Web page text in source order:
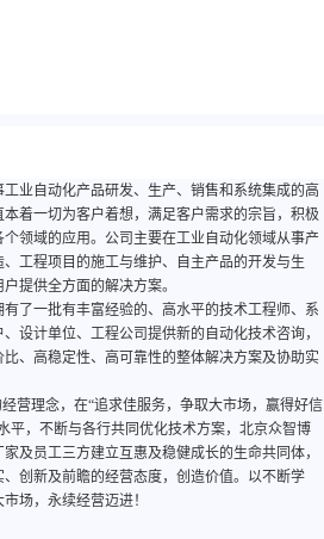
业自动化产品研发、生产、销售和系统集成的高
着一切为客户着想，满足客户需求的宗旨，积极
领域的应用。公司主要在工业自动化领域从事产
工程项目的施工与维护、自主产品的开发与生
提供全方面的解决方案。
了一批有丰富经验的、高水平的技术工程师、系
设计单位、工程公司提供新的自动化技术咨询，
、高稳定性、高可靠性的整体解决方案及协助实
营理念，在“追求佳服务，争取大市场，赢得好信
平，不断与各行共同优化技术方案，北京众智博
及员工三方建立互惠及稳健成长的生命共同体，
创新及前瞻的经营态度，创造价值。以不断学
场，永续经营迈进！